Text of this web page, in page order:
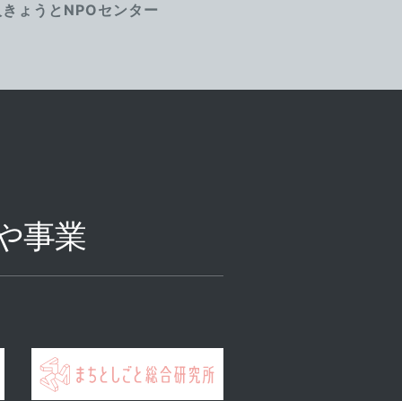
ょうとNPOセンター
事業